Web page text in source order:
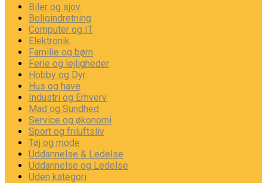
Biler og sjov
Boligindretning
Computer og IT
Elektronik
Familie og børn
Ferie og lejligheder
Hobby og Dyr
Hus og have
Industri og Erhverv
Mad og Sundhed
Service og økonomi
Sport og friluftsliv
Tøj og mode
Uddannelse & Ledelse
Uddannelse og Ledelse
Uden kategori